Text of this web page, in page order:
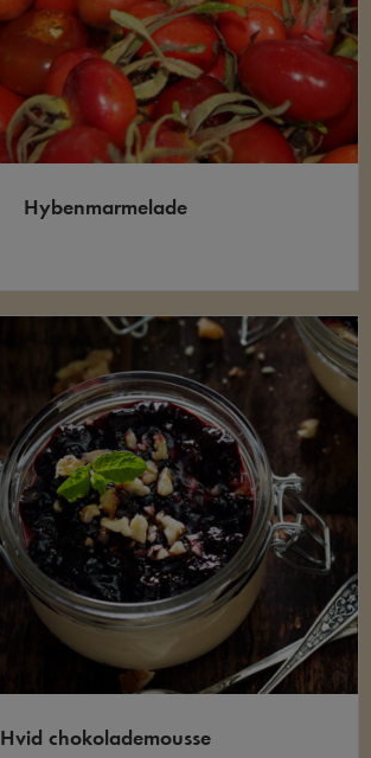
Hybenmarmelade
Hvid chokolademousse